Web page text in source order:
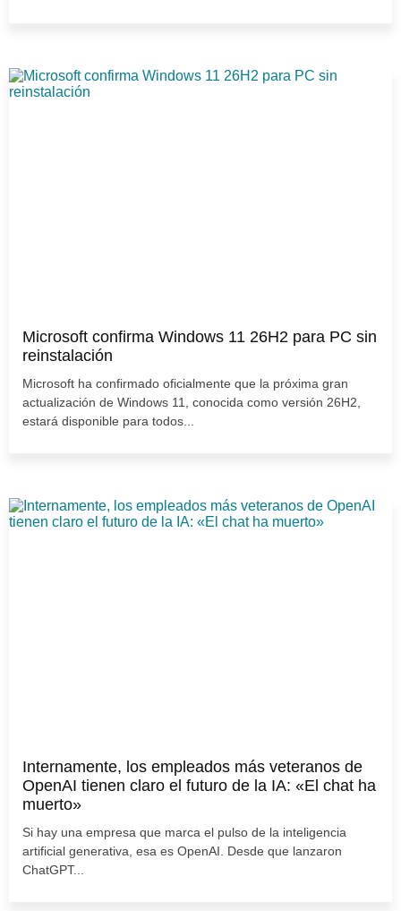
Microsoft confirma Windows 11 26H2 para PC sin
reinstalación
Microsoft ha confirmado oficialmente que la próxima gran
actualización de Windows 11, conocida como versión 26H2,
estará disponible para todos...
Internamente, los empleados más veteranos de
OpenAI tienen claro el futuro de la IA: «El chat ha
muerto»
Si hay una empresa que marca el pulso de la inteligencia
artificial generativa, esa es OpenAI. Desde que lanzaron
ChatGPT...